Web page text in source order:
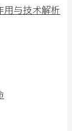
用与技术解析